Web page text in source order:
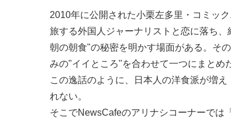
2010年に公開された小栗左多里・コミッ
旅する外国人ジャーナリストと恋に落ち
朝の朝食"の秘密を明かす場面がある。そ
みの"イイところ"を合わせて一つにまとめ
この逸話のように、日本人の洋食派が増
れない。
そこでNewsCafeのアリナシコーナーでは